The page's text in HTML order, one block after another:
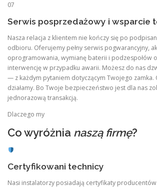
07
Serwis posprzedażowy i wsparcie
Nasza relacja z klientem nie kończy się po
odbioru. Oferujemy pełny serwis pogwarancyjny,
oprogramowania, wymianę baterii i podzespołów
interwencję w przypadku awarii. Możesz do nas
— z każdym pytaniem dotyczącym Twojego zamka.
działamy. Bo Twoje bezpieczeństwo jest dla nas
jednorazową transakcją.
Dlaczego my
Co wyróżnia naszą firmę?
Certyfikowani technicy
Nasi instalatorzy posiadają certyfikaty